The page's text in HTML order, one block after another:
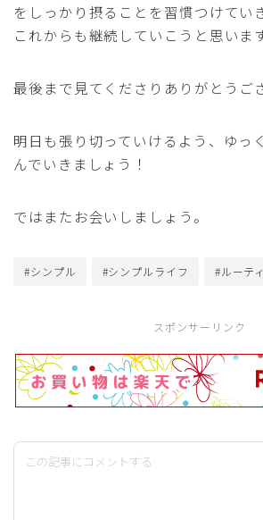
をしっかり摂ることを習慣つけてい
これからも継続していこうと思いま
最後まで見てくださりありがとうご
明日も張り切っていけるよう、ゆっ
んでいきましょう！
ではまたお会いしましょう。
#シンプル #シンプルライフ #ルーテ
スポンサーリンク